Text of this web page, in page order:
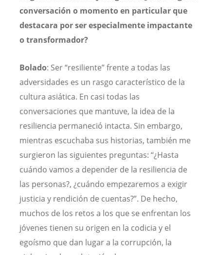
conversación o momento en particular que
destacara por ser especialmente impactante
o transformador?
Bolado: Ser “resiliente” frente a todas las
adversidades es un rasgo característico de la
cultura asiática. En casi todas las
conversaciones que mantuve, la idea de la
resiliencia permaneció intacta. Sin embargo,
mientras escuchaba sus historias, también me
surgieron las siguientes preguntas: “¿Hasta
cuándo vamos a depender de la resiliencia de
las personas?, ¿cuándo empezaremos a exigir
justicia y rendición de cuentas?”. De hecho,
muchos de los retos a los que se enfrentan los
jóvenes tienen su origen en la codicia y el
egoísmo que dan lugar a la corrupción, la